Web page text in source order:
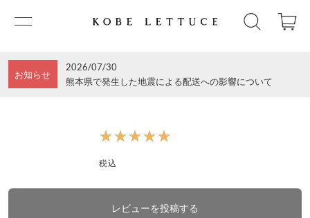
お知らせ
2026/07/30
熊本県で発生した地震による配送への影響について
★★★★★
★★★★★
税込
レビューを投稿する